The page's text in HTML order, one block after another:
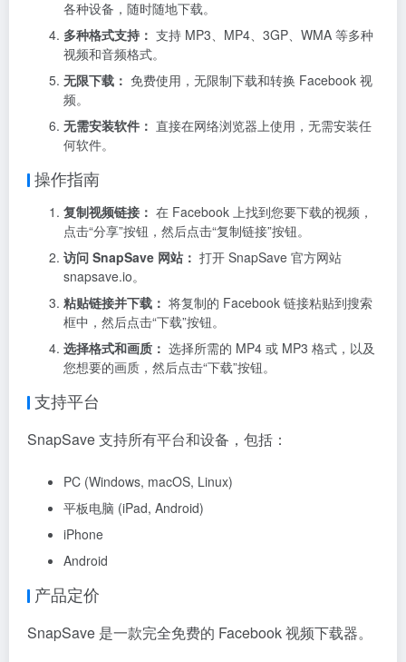
各种设备，随时随地下载。
多种格式支持： 支持 MP3、MP4、3GP、WMA 等多种
视频和音频格式。
无限下载： 免费使用，无限制下载和转换 Facebook 视
频。
无需安装软件： 直接在网络浏览器上使用，无需安装任
何软件。
操作指南
复制视频链接： 在 Facebook 上找到您要下载的视频，
点击“分享”按钮，然后点击“复制链接”按钮。
访问 SnapSave 网站： 打开 SnapSave 官方网站
snapsave.io。
粘贴链接并下载： 将复制的 Facebook 链接粘贴到搜索
框中，然后点击“下载”按钮。
选择格式和画质： 选择所需的 MP4 或 MP3 格式，以及
您想要的画质，然后点击“下载”按钮。
支持平台
SnapSave 支持所有平台和设备，包括：
PC (Windows, macOS, Linux)
平板电脑 (iPad, Android)
iPhone
Android
产品定价
SnapSave 是一款完全免费的 Facebook 视频下载器。